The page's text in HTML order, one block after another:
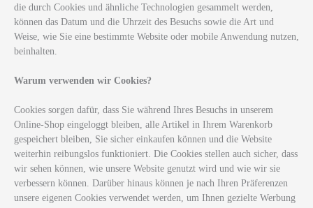
die durch Cookies und ähnliche Technologien gesammelt werden,
können das Datum und die Uhrzeit des Besuchs sowie die Art und
Weise, wie Sie eine bestimmte Website oder mobile Anwendung nutzen,
beinhalten.
Warum verwenden wir Cookies?
Cookies sorgen dafür, dass Sie während Ihres Besuchs in unserem
Online-Shop eingeloggt bleiben, alle Artikel in Ihrem Warenkorb
gespeichert bleiben, Sie sicher einkaufen können und die Website
weiterhin reibungslos funktioniert. Die Cookies stellen auch sicher, dass
wir sehen können, wie unsere Website genutzt wird und wie wir sie
verbessern können. Darüber hinaus können je nach Ihren Präferenzen
unsere eigenen Cookies verwendet werden, um Ihnen gezielte Werbung